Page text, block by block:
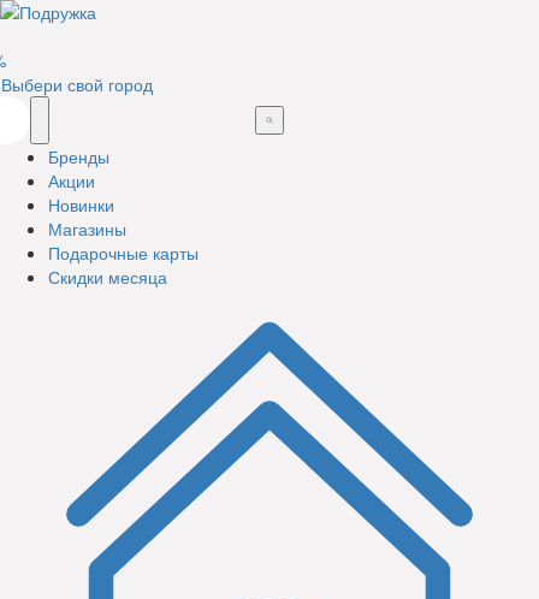
Выбери свой город
Бренды
Акции
Новинки
Магазины
Подарочные карты
Скидки месяца